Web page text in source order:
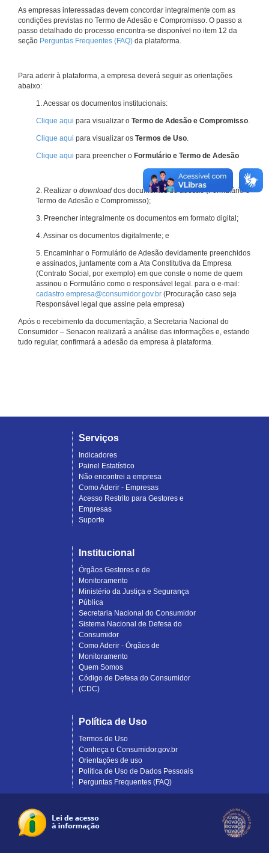
As empresas interessadas devem concordar integralmente com as
condições previstas no Termo de Adesão e Compromisso. O passo a
passo detalhado do processo encontra-se disponível no item 12 da
seção Perguntas Frequentes (FAQ) da plataforma.
Para aderir à plataforma, a empresa deverá seguir as orientações
abaixo:
1. Acessar os documentos institucionais:
Clique aqui para visualizar o Termo de Adesão e Compromisso.
Clique aqui para visualizar os Termos de Uso.
Clique aqui para preencher o Formulário e Termo de Adesão
2. Realizar o download dos documentos de adesão (Formulário e
Termo de Adesão e Compromisso);
3. Preencher integralmente os documentos em formato digital;
4. Assinar os documentos digitalmente; e
5. Encaminhar o Formulário de Adesão devidamente preenchidos
e assinados, juntamente com a Ata Constitutiva da Empresa
(Contrato Social, por exemplo) em que conste o nome de quem
assinou o Formulário como o responsável legal. para o e-mail:
cadastro.empresa@consumidor.gov.br (Procuração caso seja
Responsável legal que assine pela empresa)
Após o recebimento da documentação, a Secretaria Nacional do
Consumidor – Senacon realizará a análise das informações e, estando
tudo regular, confirmará a adesão da empresa à plataforma.
Serviços
Indicadores
Painel Estatístico
Não encontrei a empresa
Como Aderir - Empresas
Acesso Restrito para Gestores e
Empresas
Suporte
Institucional
Órgãos Gestores e de
Monitoramento
Ministério da Justiça e Segurança
Pública
Secretaria Nacional do Consumidor
Sistema Nacional de Defesa do
Consumidor
Como Aderir - Órgãos de
Monitoramento
Quem Somos
Código de Defesa do Consumidor
(CDC)
Política de Uso
Termos de Uso
Conheça o Consumidor.gov.br
Orientações de uso
Política de Uso de Dados Pessoais
Perguntas Frequentes (FAQ)